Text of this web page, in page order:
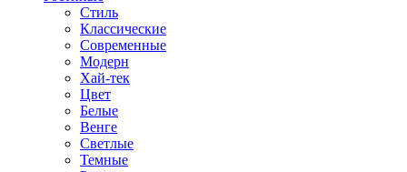
Стиль
Классические
Современные
Модерн
Хай-тек
Цвет
Белые
Венге
Светлые
Темные